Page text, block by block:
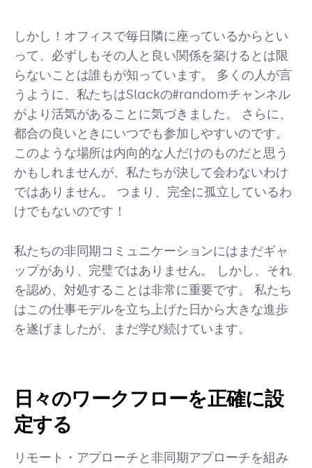
しかし！オフィスで毎日隣に座っているからとい
って、必ずしもその人と良い関係を築けるとは限
らないことは誰もが知っています。 多くの人が言
うように、私たちはSlackの#randomチャンネル
がより活気があることに気づきました。 さらに、
都合の良いときにいつでも参加しやすいのです。
このような場所は内向的な人だけのものだと思う
かもしれませんが、私たちが決して会わないわけ
ではありません。 つまり、完全に孤立しているわ
けでもないのです！
私たちの非同期コミュニケーションにはまだギャ
ップがあり、完璧ではありません。 しかし、それ
を認め、対処することは非常に重要です。 私たち
はこの仕事モデルを立ち上げた日から大きな進歩
を遂げましたが、まだ学び続けています。
日々のワークフローを正確に設
定する
リモート・アプローチと非同期アプローチを組み